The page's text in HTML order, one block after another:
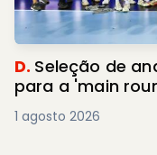
D. Seleção de
para a 'main
1 agosto 2026